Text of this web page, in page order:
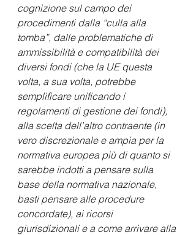
cognizione sul campo dei
procedimenti dalla “culla alla
tomba”, dalle problematiche di
ammissibilità e compatibilità dei
diversi fondi (che la UE questa
volta, a sua volta, potrebbe
semplificare unificando i
regolamenti di gestione dei fondi),
alla scelta dell’altro contraente (in
vero discrezionale e ampia per la
normativa europea più di quanto si
sarebbe indotti a pensare sulla
base della normativa nazionale,
basti pensare alle procedure
concordate), ai ricorsi
giurisdizionali e a come arrivare alla